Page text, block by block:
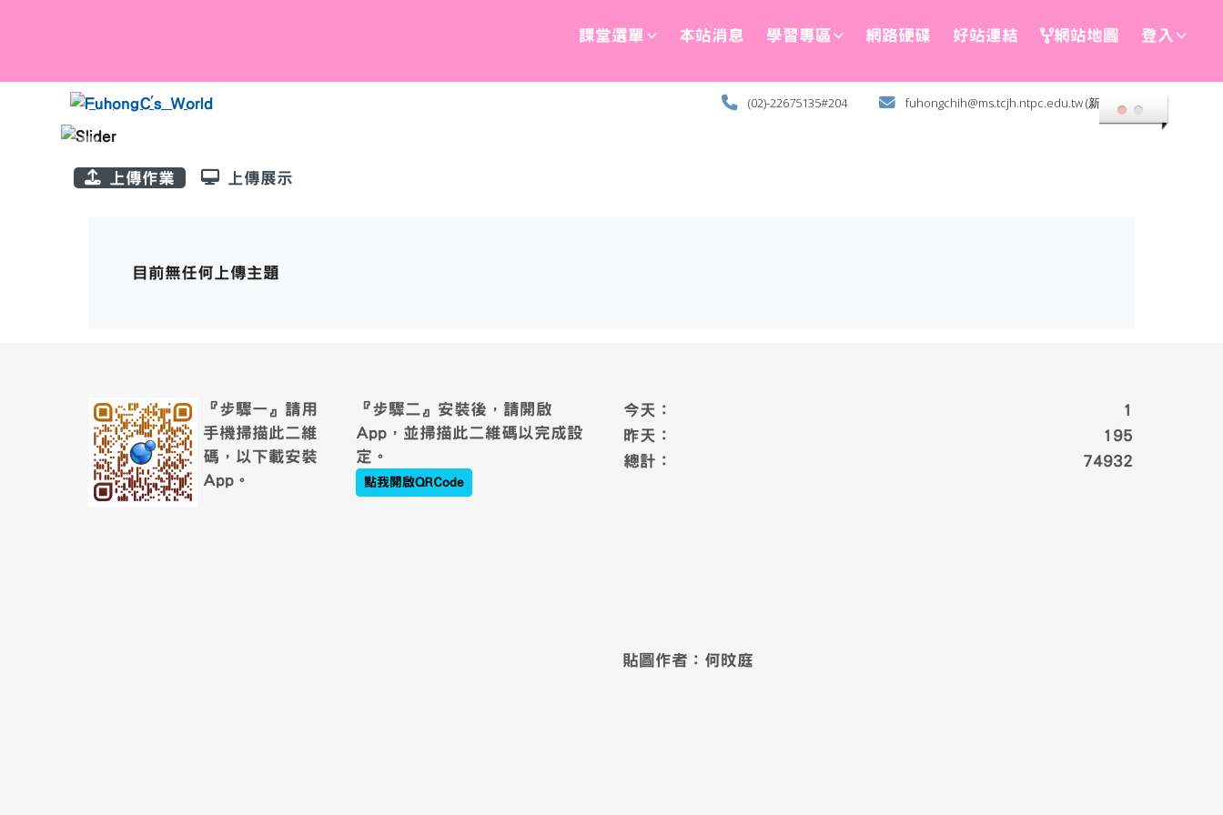
課堂選單 本站消息 學習專區 網路硬碟 好站連結 網站地圖 登入
(02)-22675135#204 fuhongchih@ms.tcjh.ntpc.edu.tw (新北土城)
主內容區域
上傳作業 上傳展示
目前無任何上傳主題
頁尾區域
頁尾區域內容link to https://wst24365888.github.io/xoops-app/ \
『步驟一』請用
手機掃描此二維
碼，以下載安裝
App。
『步驟二』安裝後，請開啟
App，並掃描此二維碼以完成設
定。
點我開啟QRCode
今天：
1
昨天：
195
總計：
74932
貼圖作者：何旼庭